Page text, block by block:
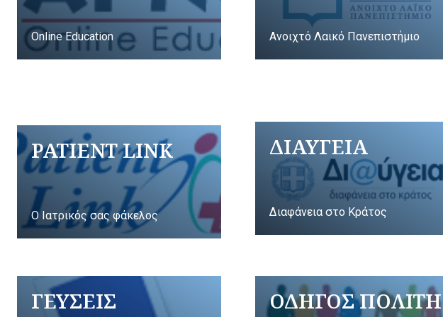
Online Education Ανοιχτό Λαικό Πανεπιστήμιο
PATIENT LINK
Ο Ιατρικός σας φάκελος
ΔΙΑΥΓΕΙΑ
Διαφάνεια στο Κράτος
ΓΕΥΣΕΙΣ
ΟΔΗΓΟΣ ΠΟΛΙΤΗ